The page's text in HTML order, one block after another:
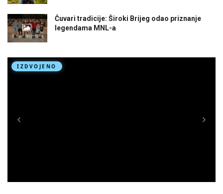
Čuvari tradicije: Široki Brijeg odao priznanje
legendama MNL-a